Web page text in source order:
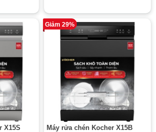
X15S
Giảm 29%
Máy rửa chén Kocher X15B